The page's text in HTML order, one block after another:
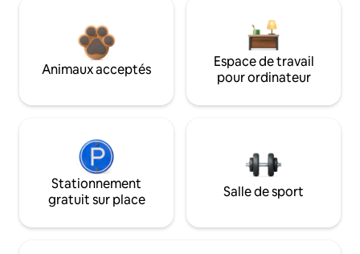
Animaux acceptés
Espace de travail
pour ordinateur
Stationnement
gratuit sur place
Salle de sport